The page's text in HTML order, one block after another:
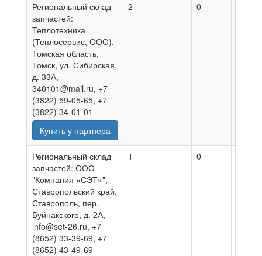
Региональный склад
запчастей:
Теплотехника
(Теплосервис, ООО),
Томская область,
Томск, ул. Сибирская,
д. 33А,
340101@mail.ru, +7
(3822) 59-05-65, +7
(3822) 34-01-01
Купить у партнера
2 0
Региональный склад
запчастей: ООО
"Компания «СЭТ»",
Ставропольский край,
Ставрополь, пер.
Буйнакского, д. 2А,
info@set-26.ru, +7
(8652) 33-39-69, +7
(8652) 43-49-69
1 0